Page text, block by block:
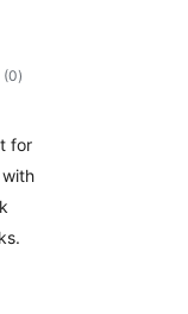
(0valoracións
totais
)
for